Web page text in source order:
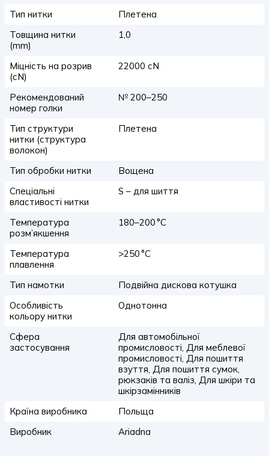
Тип нитки
Плетена
Товщина нитки
(mm)
1,0
Міцність на розрив
(сN)
22000 сN
Рекомендований
номер голки
№ 200–250
Тип структури
нитки (структура
волокон)
Плетена
Тип обробки нитки
Вощена
Спеціальні
властивості нитки
S – для шиття
Температура
розм’якшення
180–200 °C
Температура
плавлення
>250 °C
Тип намотки
Подвійна дискова котушка
Особливість
кольору нитки
Однотонна
Сфера
застосування
Для автомобільної
промисловості, Для меблевої
промисловості, Для пошиття
взуття, Для пошиття сумок,
рюкзаків та валіз, Для шкіри та
шкірзамінників
Країна виробника
Польща
Виробник
Ariadna